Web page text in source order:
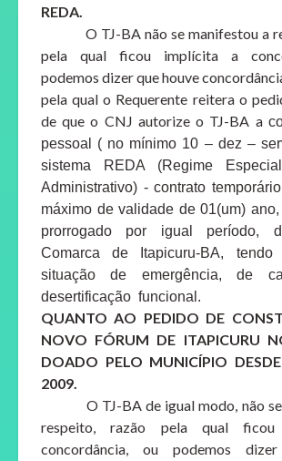
REDA.
O TJ-BA não se manifestou a
pela qual ficou implícita a
podemos dizer que houve
pela qual o Requerente reitera o
de que o CNJ autorize o TJ-BA a
pessoal ( no mínimo 10 – dez –
sistema REDA (Regime
Administrativo) - contrato
máximo de validade de 01(um)
prorrogado por igual período,
Comarca de Itapicuru-BA,
situação de emergência, de
desertificação funcional.
QUANTO AO PEDIDO DE
NOVO FÓRUM DE ITAPICURU
DOADO PELO MUNICÍPIO
2009.
O TJ-BA de igual modo, não se
respeito, razão pela qual
concordância, ou podemos